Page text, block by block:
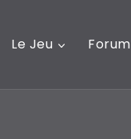
Le Jeu Forum